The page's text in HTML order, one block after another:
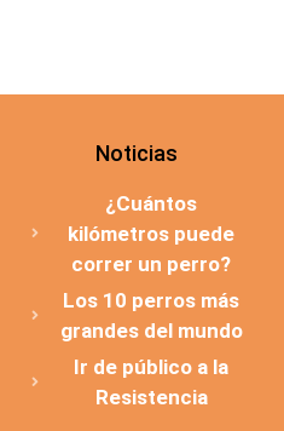
Noticias
¿Cuántos
kilómetros puede
correr un perro?
Los 10 perros más
grandes del mundo
Ir de público a la
Resistencia